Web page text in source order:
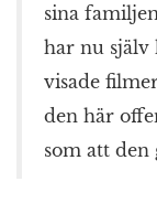
sina
har nu själv
visade
den här
som att